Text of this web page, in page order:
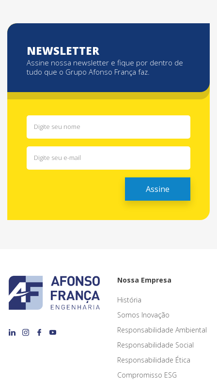
NEWSLETTER
Assine nossa newsletter e fique por dentro de
tudo que o Grupo Afonso França faz.
Nossa Empresa
História
Somos Inovação
Responsabilidade Ambiental
Responsabilidade Social
Responsabilidade Ética
Compromisso ESG